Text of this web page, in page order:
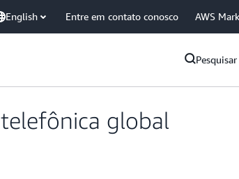
English Entre em contato conosco AWS
Pesquisar
global